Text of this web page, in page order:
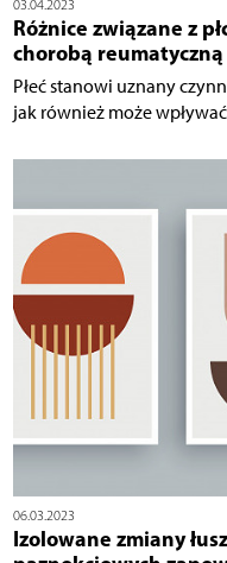
03.04.2023
Różnice związane z
chorobą reumatyczną
Płeć stanowi uznany
jak również może
06.03.2023
Izolowane zmiany